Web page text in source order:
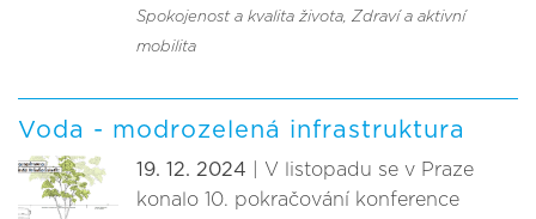
Spokojenost a kvalita života, Zdraví a aktivní
mobilita
Voda - modrozelená infrastruktura
19. 12. 2024 | V listopadu se v Praze
konalo 10. pokračování konference